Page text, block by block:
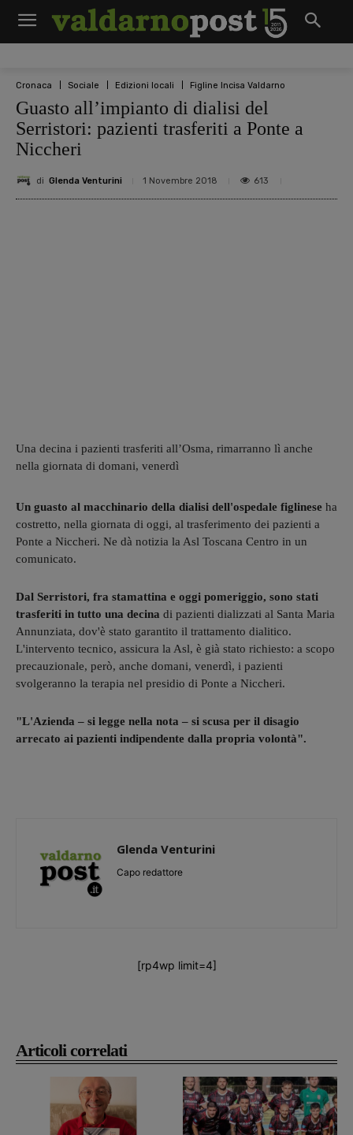
Cronaca Sociale Edizioni locali Figline Incisa Valdarno
Guasto all’impianto di dialisi del
Serristori: pazienti trasferiti a Ponte a
Niccheri
di Glenda Venturini 1 Novembre 2018 613
Articoli correlati
Una decina i pazienti trasferiti all’Osma, rimarranno lì anche
nella giornata di domani, venerdì
Un guasto al macchinario della dialisi dell'ospedale figlinese ha
costretto, nella giornata di oggi, al trasferimento dei pazienti a
Ponte a Niccheri. Ne dà notizia la Asl Toscana Centro in un
comunicato.
Dal Serristori, fra stamattina e oggi pomeriggio, sono stati
trasferiti in tutto una decina di pazienti dializzati al Santa Maria
Annunziata, dov'è stato garantito il trattamento dialitico.
L'intervento tecnico, assicura la Asl, è già stato richiesto: a scopo
precauzionale, però, anche domani, venerdì, i pazienti
svolgeranno la terapia nel presidio di Ponte a Niccheri.
"L'Azienda – si legge nella nota – si scusa per il disagio
arrecato ai pazienti indipendente dalla propria volontà".
Glenda Venturini
Capo redattore
[rp4wp limit=4]